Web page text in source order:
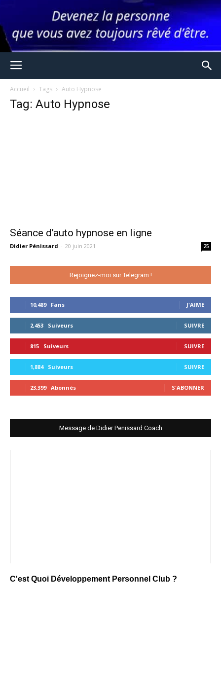
Accueil Tags Auto Hypnose
Tag: Auto Hypnose
Séance d’auto hypnose en ligne
Didier Pénissard - 20 juin 2021 25
Rejoignez-moi sur Telegram !
10,489 Fans J'AIME
2,453 Suiveurs SUIVRE
815 Suiveurs SUIVRE
1,884 Suiveurs SUIVRE
23,399 Abonnés S'ABONNER
Message de Didier Penissard Coach
C'est Quoi Développement Personnel Club ?